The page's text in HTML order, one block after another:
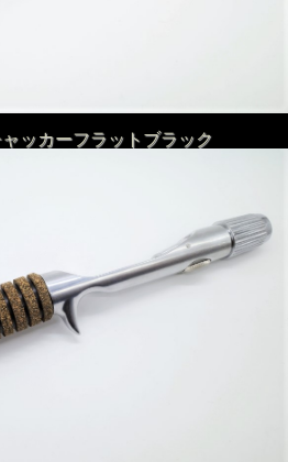
ッカーフラットブラック